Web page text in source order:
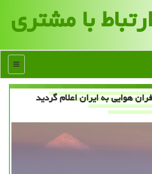
ارتباط با مشتری
منو
هوایی به ایران اعلام گردید